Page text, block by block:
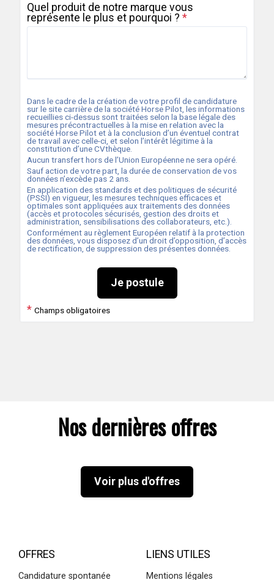
Quel produit de notre marque vous
représente le plus et pourquoi ? *
Dans le cadre de la création de votre profil de candidature
sur le site carrière de la sociétéHorse Pilot, les informations
recueillies ci-dessus sont traitées selon la base légale des
mesures précontractuelles à la mise en relation avec la
sociétéHorse Pilotet à la conclusion d’un éventuel contrat
de travail avec celle-ci, et selon l’intérêt légitime à la
constitution d’une CVthèque.
Aucun transfert hors de l’Union Européenne ne sera opéré.
Sauf action de votre part, la durée de conservation de vos
données n’excède pas 2 ans.
En application des standards et des politiques de sécurité
(PSSI) en vigueur, les mesures techniques efficaces et
optimales sont appliquées aux traitements des données
(accès et protocoles sécurisés, gestion des droits et
administration, sensibilisations des collaborateurs, etc.).
Conformément au règlement Européen relatif à la protection
des données, vous disposez d’un droit d’opposition, d’accès
de rectification, de suppression des présentes données.
Je postule
* Champs obligatoires
Nos dernières offres
Voir plus d'offres
OFFRES
Candidature spontanée
LIENS UTILES
Mentions légales